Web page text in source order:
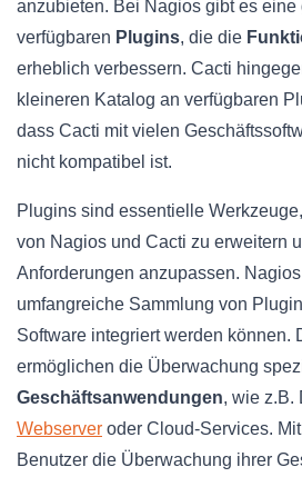
anzubieten. Bei Nagios gibt es eine
verfügbaren Plugins, die die
erheblich verbessern. Cacti
kleineren Katalog an verfügbaren
dass Cacti mit vielen
nicht kompatibel ist.
Plugins sind essentielle
von Nagios und Cacti zu erweitern
Anforderungen anzupassen.
umfangreiche Sammlung von
Software integriert werden können.
ermöglichen die Überwachung
Geschäftsanwendungen, wie z.B.
Webserver oder Cloud-Services.
Benutzer die Überwachung ihrer